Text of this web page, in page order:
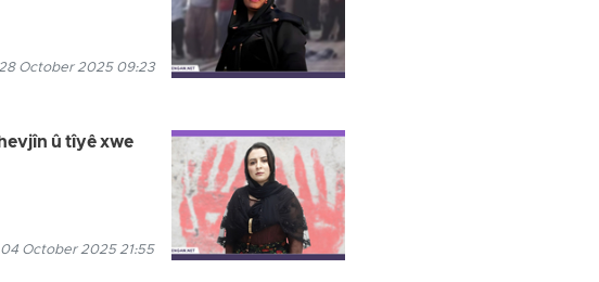
October 2025 09:23
û tîyê xwe
04 October 2025 21:55